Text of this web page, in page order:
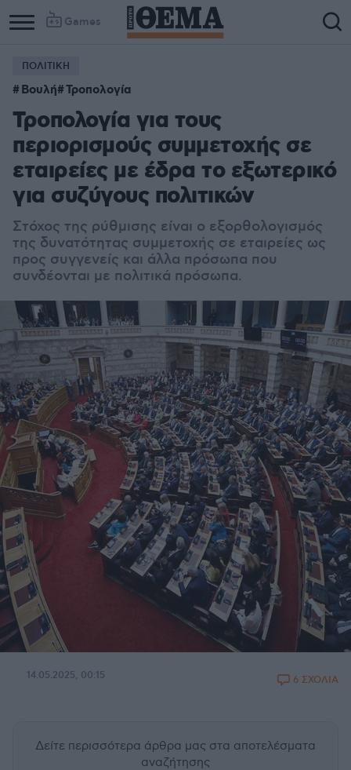
Games
ΠΟΛΙΤΙΚΗ
Βουλή Τροπολογία
Τροπολογία για τους
περιορισμούς συμμετοχής σε
εταιρείες με έδρα το εξωτερικό
για συζύγους πολιτικών
Στόχος της ρύθμισης είναι ο εξορθολογισμός
της δυνατότητας συμμετοχής σε εταιρείες ως
προς συγγενείς και άλλα πρόσωπα που
συνδέονται με πολιτικά πρόσωπα.
14.05.2025, 00:15 6 ΣΧΟΛΙΑ
Δείτε περισσότερα άρθρα μας στα αποτελέσματα
αναζήτησης